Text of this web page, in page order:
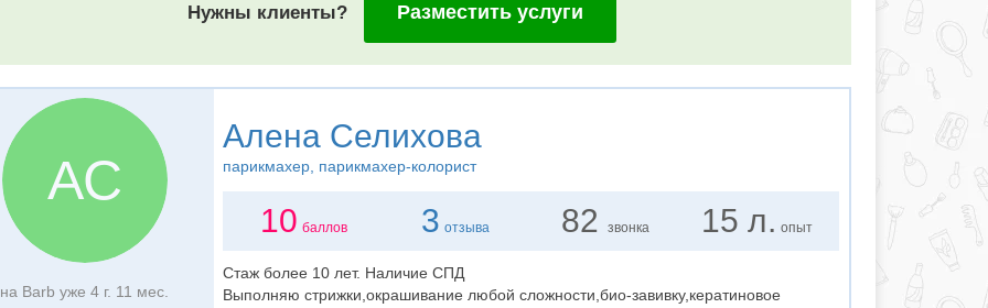
Нужны клиенты? Разместить услуги
АС
на Barb уже 4 г. 11 мес.
Алена Селихова
парикмахер, парикмахер-колорист
10 баллов 3 отзыва 82звонка 15 л. опыт
Стаж более 10 лет. Наличие СПД
Выполняю стрижки,окрашивание любой сложности,био-завивку,кератиновое